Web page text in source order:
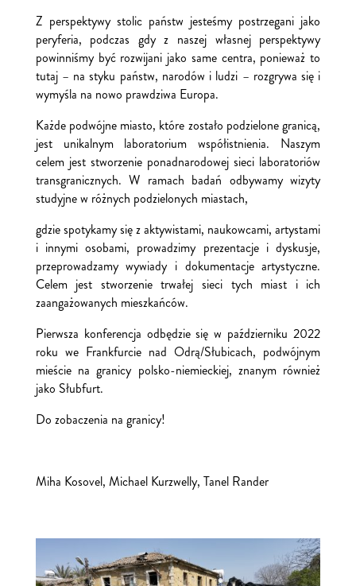
Z perspektywy stolic państw jesteśmy postrzegani jako
peryferia, podczas gdy z naszej własnej perspektywy
powinniśmy być rozwijani jako same centra, ponieważ to
tutaj – na styku państw, narodów i ludzi – rozgrywa się i
wymyśla na nowo prawdziwa Europa.
Każde podwójne miasto, które zostało podzielone granicą,
jest unikalnym laboratorium współistnienia. Naszym
celem jest stworzenie ponadnarodowej sieci laboratoriów
transgranicznych. W ramach badań odbywamy wizyty
studyjne w różnych podzielonych miastach,
gdzie spotykamy się z aktywistami, naukowcami, artystami
i innymi osobami, prowadzimy prezentacje i dyskusje,
przeprowadzamy wywiady i dokumentacje artystyczne.
Celem jest stworzenie trwałej sieci tych miast i ich
zaangażowanych mieszkańców.
Pierwsza konferencja odbędzie się w październiku 2022
roku we Frankfurcie nad Odrą/Słubicach, podwójnym
mieście na granicy polsko-niemieckiej, znanym również
jako Słubfurt.
Do zobaczenia na granicy!
Miha Kosovel, Michael Kurzwelly, Tanel Rander